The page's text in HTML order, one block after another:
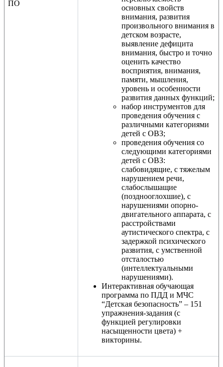
ПО
основных свойств
внимания, развития
произвольного внимания в
детском возрасте,
выявление дефицита
внимания, быстро и точно
оценить качество
восприятия, внимания,
памяти, мышления,
уровень и особенности
развития данных функций;
набор инструментов для
проведения обучения с
различными категориями
детей с ОВЗ;
проведения обучения со
следующими категориями
детей с ОВЗ:
слабовидящие, с тяжелым
нарушением речи,
слабослышащие
(позднооглохшие), с
нарушениями опорно-
двигательного аппарата, с
расстройствами
аутистического спектра, с
задержкой психического
развития, с умственной
отсталостью
(интеллектуальными
нарушениями).
Интерактивная обучающая
программа по ПДД и МЧС
“Детская безопасность” – 151
упражнения-задания (с
функцией регулировки
насыщенности цвета) +
викторины.